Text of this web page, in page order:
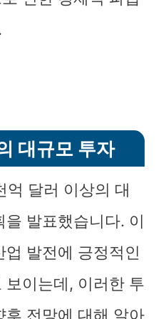
대규모 투자
억 달러 이상의 대
발표했습니다. 이
발전에 긍정적인
보이는데, 이러한 투
후 전망에 대해 알아